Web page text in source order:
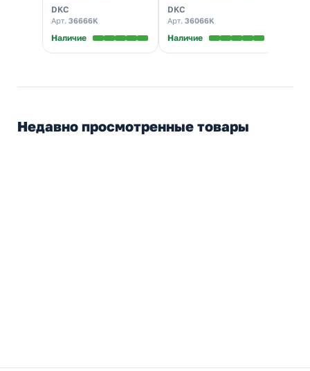
крепежными
элементами и
пластинами
DKC
Арт. 36666K
Наличие
элементами и
пластинами
DKC
Арт. 36066K
Наличие
Недавно просмотренные товары